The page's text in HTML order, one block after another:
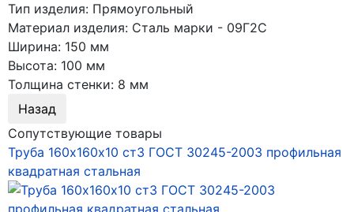
Тип изделия: Прямоугольный
Материал изделия: Сталь марки - 09Г2С
Ширина: 150 мм
Высота: 100 мм
Толщина стенки: 8 мм
Сопутствующие товары
Труба 160х160х10 ст3 ГОСТ 30245-2003 профильная
квадратная стальная